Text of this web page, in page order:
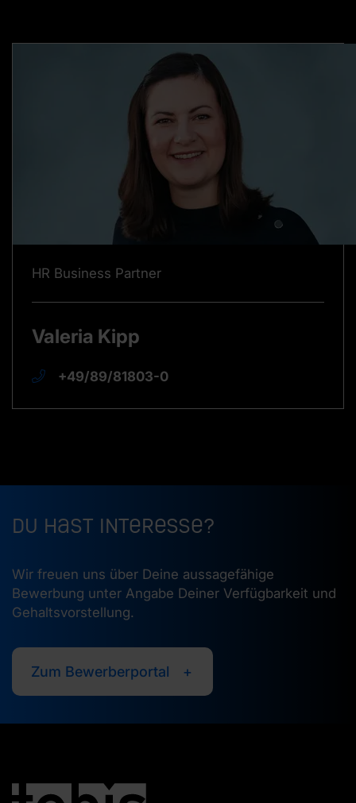
HR Business Partner
Valeria Kipp
+49/89/81803-0
Du hast Interesse?
Wir freuen uns über Deine aussagefähige
Bewerbung unter Angabe Deiner Verfügbarkeit und
Gehaltsvorstellung.
Zum Bewerberportal